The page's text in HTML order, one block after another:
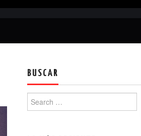
BUSCAR
Search for: